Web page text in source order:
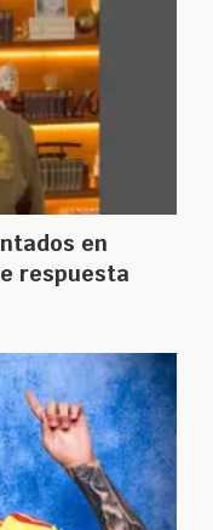
en
respuesta